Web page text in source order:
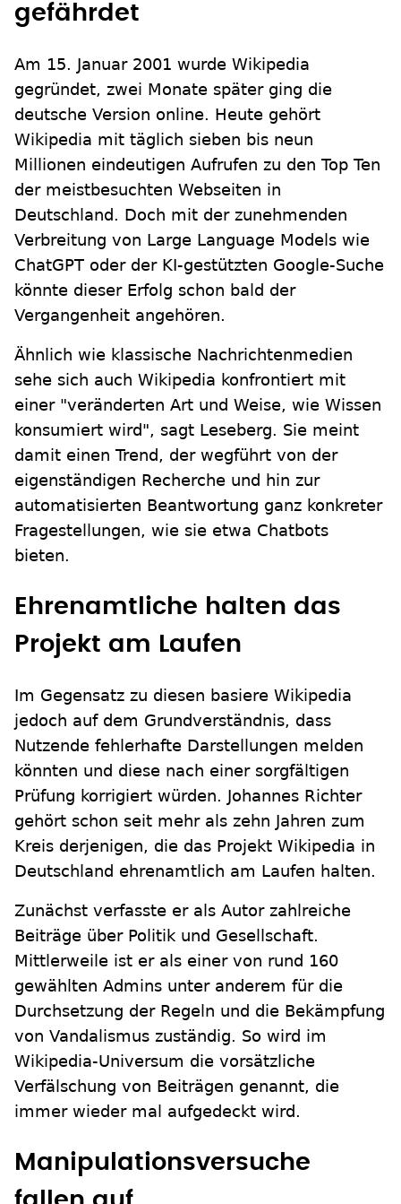
gefährdet
Am 15. Januar 2001 wurde Wikipedia
gegründet, zwei Monate später ging die
deutsche Version online. Heute gehört
Wikipedia mit täglich sieben bis neun
Millionen eindeutigen Aufrufen zu den Top Ten
der meistbesuchten Webseiten in
Deutschland. Doch mit der zunehmenden
Verbreitung von Large Language Models wie
ChatGPT oder der KI-gestützten Google-Suche
könnte dieser Erfolg schon bald der
Vergangenheit angehören.
Ähnlich wie klassische Nachrichtenmedien
sehe sich auch Wikipedia konfrontiert mit
einer "veränderten Art und Weise, wie Wissen
konsumiert wird", sagt Leseberg. Sie meint
damit einen Trend, der wegführt von der
eigenständigen Recherche und hin zur
automatisierten Beantwortung ganz konkreter
Fragestellungen, wie sie etwa Chatbots
bieten.
Ehrenamtliche halten das
Projekt am Laufen
Im Gegensatz zu diesen basiere Wikipedia
jedoch auf dem Grundverständnis, dass
Nutzende fehlerhafte Darstellungen melden
könnten und diese nach einer sorgfältigen
Prüfung korrigiert würden. Johannes Richter
gehört schon seit mehr als zehn Jahren zum
Kreis derjenigen, die das Projekt Wikipedia in
Deutschland ehrenamtlich am Laufen halten.
Zunächst verfasste er als Autor zahlreiche
Beiträge über Politik und Gesellschaft.
Mittlerweile ist er als einer von rund 160
gewählten Admins unter anderem für die
Durchsetzung der Regeln und die Bekämpfung
von Vandalismus zuständig. So wird im
Wikipedia-Universum die vorsätzliche
Verfälschung von Beiträgen genannt, die
immer wieder mal aufgedeckt wird.
Manipulationsversuche